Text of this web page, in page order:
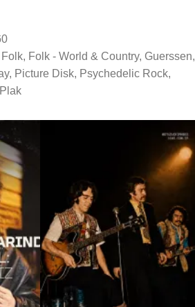
Folk, Folk - World & Country, Guerssen,
, Picture Disk, Psychedelic Rock,